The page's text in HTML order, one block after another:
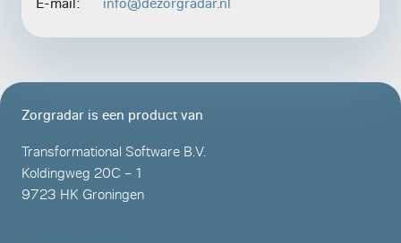
E-mail: info@dezorgradar.nl
Zorgradar is een product van
Transformational Software B.V.
Koldingweg 20C – 1
9723 HK Groningen